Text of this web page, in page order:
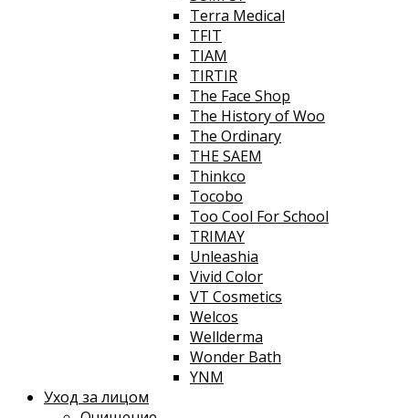
Terra Medical
TFIT
TIAM
TIRTIR
The Face Shop
The History of Woo
The Ordinary
THE SAEM
Thinkco
Tocobo
Too Cool For School
TRIMAY
Unleashia
Vivid Color
VT Cosmetics
Welcos
Wellderma
Wonder Bath
YNM
Уход за лицом